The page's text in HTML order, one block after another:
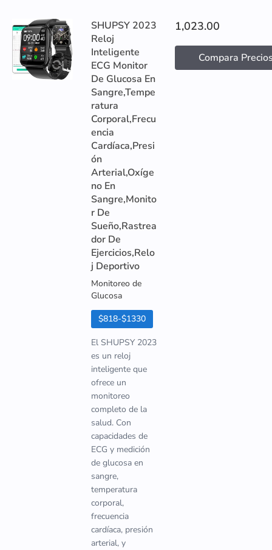
SHUPSY 2023
Reloj
Inteligente
ECG Monitor
De Glucosa En
Sangre,Tempe
ratura
Corporal,Frecu
encia
Cardíaca,Presi
ón
Arterial,Oxíge
no En
Sangre,Monito
r De
Sueño,Rastrea
dor De
Ejercicios,Relo
j Deportivo
Monitoreo de
Glucosa
$818-$1330
El SHUPSY 2023
es un reloj
inteligente que
ofrece un
monitoreo
completo de la
salud. Con
capacidades de
ECG y medición
de glucosa en
sangre,
temperatura
corporal,
frecuencia
cardíaca, presión
arterial, y
1,023.00
Compara